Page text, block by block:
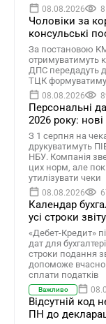
08.08.2026
Чоловіки за
консульські
За постановою
отримуватимуть
ДПС передадуть
ТЦК
08.08.2026
Персональні
2026 року:
З 1 серпня на
друкуватимуть
НБУ. Компанія
цих норм, але
утилізувати чеки
08.08.2026
Календар
усі строки
«Дебет-Кредит»
дат для
строки подання
допоможе вчасно
сплати податків
Важливо
Відсутній код
ПН до